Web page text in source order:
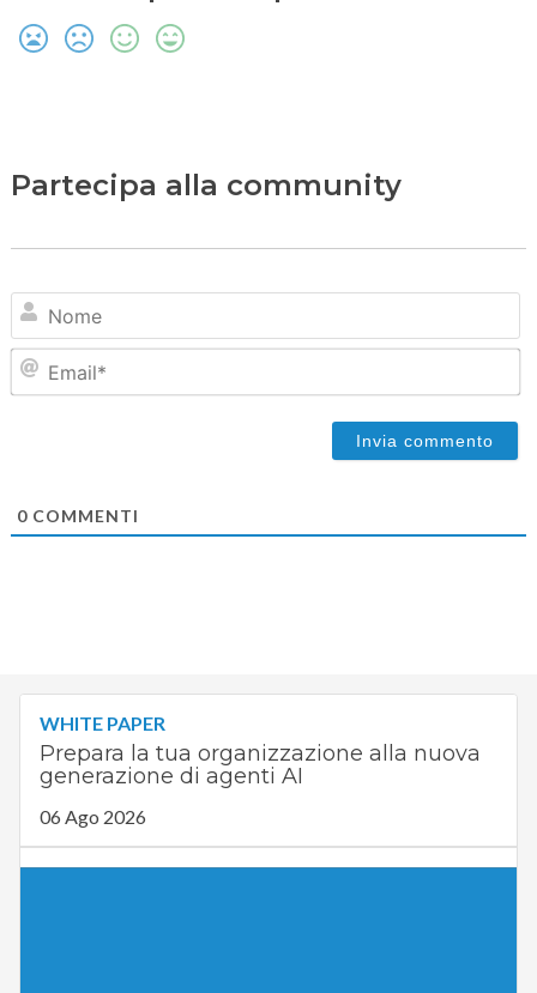
Partecipa alla community
0COMMENTI
WHITE PAPER
Prepara la tua organizzazione alla nuova
generazione di agenti AI
06 Ago 2026